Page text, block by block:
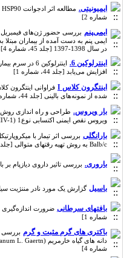
ایمیونیتی.
شماره 2]
ایمی‌پنم
ایمی پنم به دست آمده از بیماران مبتلا
در سال 1398-1397 [جلد 45، شماره 4]
اینترلوکین 6.
اینترلوکین 6 در
افزایش می‌یابد [جلد 44، شماره 1]
اینتگرون کلاس I
شده از نمونه‌های بالینی [جلد 44، شماره 1]
بار ویروس.
ویروس نقص ایمنی اکتسابی نوع1 (HIV-1) [جلد 42، شماره 3]
بارانگلی بررسی اثر تیمار با
Balb/c به روش تهیه رقتهای متوالی [جلد 39، شماره 1]
باروری. بررسی تاثیر داروی دیازپام بر باروری
باسیل گزارش یک مورد نادر مننژیت سیاه زخم در
بافتهای سرطانی
شماره 1]
باکتری های گرم مثبت و گرم بررسی
شماره 4]